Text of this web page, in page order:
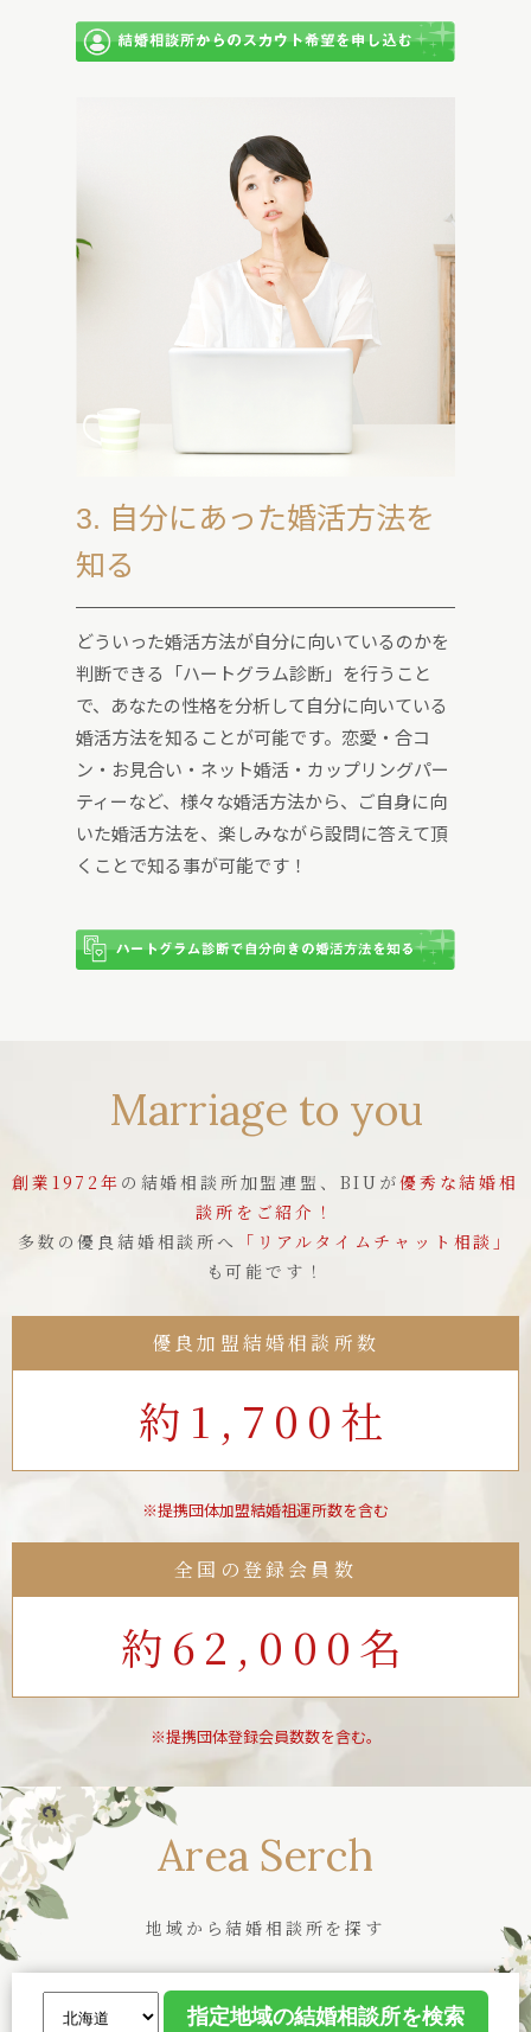
3. 自分にあった婚活方法を
知る
どういった婚活方法が自分に向いているのかを
判断できる「ハートグラム診断」を行うこと
で、あなたの性格を分析して自分に向いている
婚活方法を知ることが可能です。恋愛・合コ
ン・お見合い・ネット婚活・カップリングパー
ティーなど、様々な婚活方法から、ご自身に向
いた婚活方法を、楽しみながら設問に答えて頂
くことで知る事が可能です！
Marriage to you
創業1972年 の結婚相談所加盟連盟、BIUが優秀な結婚相
談所をご紹介！
多数の優良結婚相談所へ
「リアルタイムチャット相談」
も可能です！
優良加盟結婚相談所数
約1,700社
※提携団体加盟結婚祖運所数を含む
全国の登録会員数
約62,000名
※提携団体登録会員数数を含む。
Area Serch
地域から結婚相談所を探す